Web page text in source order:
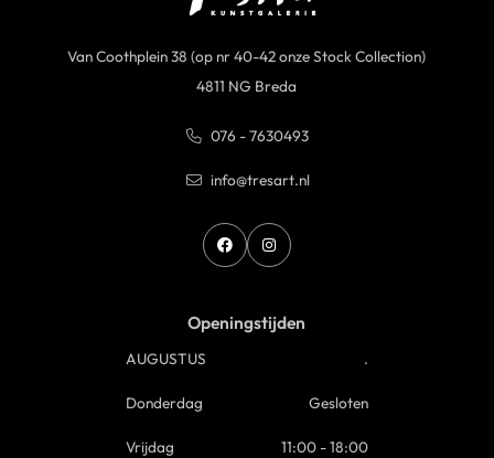
Van Coothplein 38 (op nr 40-42 onze Stock Collection)
4811 NG Breda
076 - 7630493
info@tresart.nl
Openingstijden
AUGUSTUS .
Donderdag Gesloten
Vrijdag 11:00 - 18:00